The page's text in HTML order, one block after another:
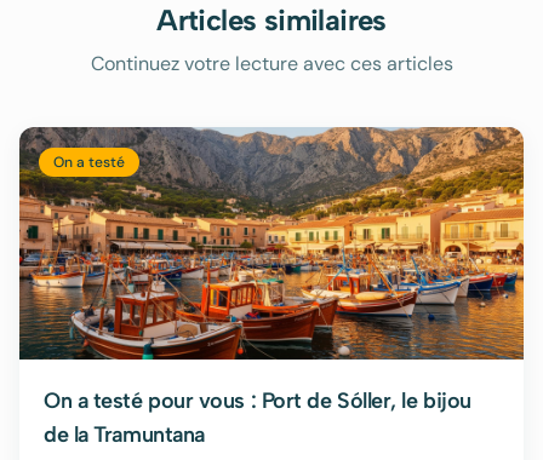
Articles similaires
Continuez votre lecture avec ces articles
On a testé
On a testé pour vous : Port de Sóller, le bijou
de la Tramuntana